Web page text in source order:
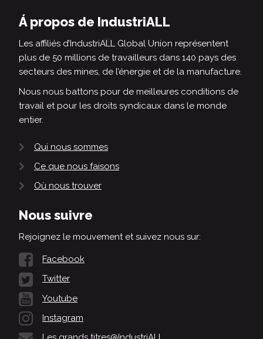
Á propos de IndustriALL
Les affiliés d’IndustriALL Global Union représentent
plus de 50 millions de travailleurs dans 140 pays des
secteurs des mines, de l’énergie et de la manufacture.
Nous nous battons pour de meilleures conditions de
travail et pour les droits syndicaux dans le monde
entier.
Qui nous sommes
Ce que nous faisons
Où nous trouver
Nous suivre
Rejoignez le mouvement et suivez nous sur:
Facebook
Twitter
Youtube
Instagram